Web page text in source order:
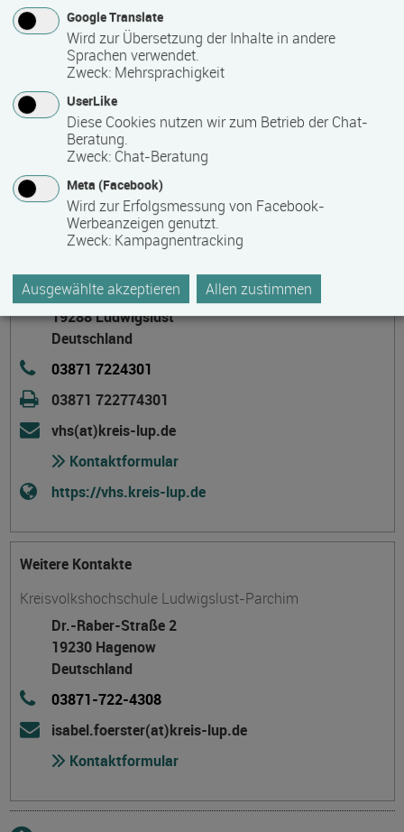
Kunst
Nachholen von Schulabschlüssen
Wir waren, sind und bleiben Ihr Bildungszentrum im Kreis!
Kontakt
Garnisonsstraße 7
19288 Ludwigslust
Deutschland
03871 7224301
03871 722774301
vhs(at)kreis-lup.de
Kontaktformular
https://vhs.kreis-lup.de
Weitere Kontakte
Kreisvolkshochschule Ludwigslust-Parchim
Dr.-Raber-Straße 2
19230 Hagenow
Deutschland
03871-722-4308
isabel.foerster(at)kreis-lup.de
Kontaktformular
Google Translate
Wird zur Übersetzung der Inhalte in andere
Sprachen verwendet.
Zweck: Mehrsprachigkeit
UserLike
Diese Cookies nutzen wir zum Betrieb der Chat-
Beratung.
Zweck: Chat-Beratung
Meta (Facebook)
Wird zur Erfolgsmessung von Facebook-
Werbeanzeigen genutzt.
Zweck: Kampagnentracking
Ausgewählte akzeptieren Allen zustimmen